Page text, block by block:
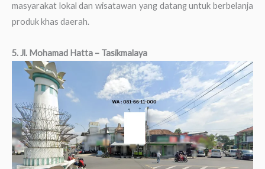
masyarakat lokal dan wisatawan yang datang untuk berbelanja
produk khas daerah.
5. Jl. Mohamad Hatta – Tasikmalaya